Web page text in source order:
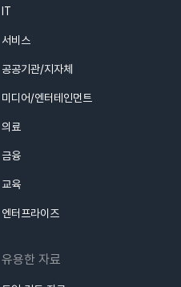
IT
서비스
공공기관/지자체
미디어/엔터테인먼트
의료
금융
교육
엔터프라이즈
유용한 자료